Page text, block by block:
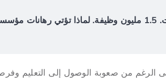
$4.2 مليار في الإيرادات. 1.5 مليون وظيفة. لماذا تؤتي
على الرغم من صعوبة الوصول إلى التعليم